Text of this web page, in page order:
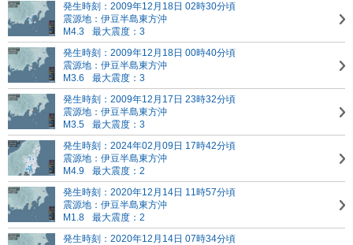
発生時刻：2009年12月18日 02時30分頃
震源地：伊豆半島東方沖
M4.3
最大震度：3
発生時刻：2009年12月18日 00時40分頃
震源地：伊豆半島東方沖
M3.6
最大震度：3
発生時刻：2009年12月17日 23時32分頃
震源地：伊豆半島東方沖
M3.5
最大震度：3
発生時刻：2024年02月09日 17時42分頃
震源地：伊豆半島東方沖
M4.9
最大震度：2
発生時刻：2020年12月14日 11時57分頃
震源地：伊豆半島東方沖
M1.8
最大震度：2
発生時刻：2020年12月14日 07時34分頃